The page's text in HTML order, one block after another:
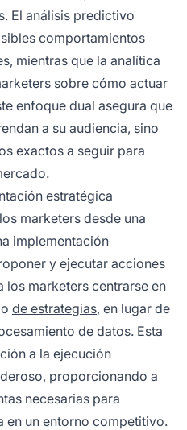
El análisis predictivo
comportamientos
mientras que la analítica
sobre cómo actuar
enfoque dual asegura que
a su audiencia, sino
exactos a seguir para
estratégica
marketers desde una
implementación
y ejecutar acciones
los marketers centrarse en
de estrategias, en lugar de
de datos. Esta
a la ejecución
proporcionando a
necesarias para
en un entorno competitivo.